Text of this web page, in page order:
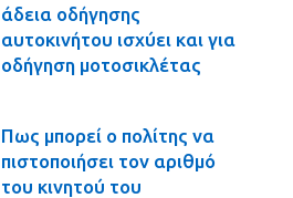
άδεια οδήγησης
αυτοκινήτου ισχύει και για
οδήγηση μοτοσικλέτας
Πως μπορεί ο πολίτης να
πιστοποιήσει τον αριθμό
του κινητού του